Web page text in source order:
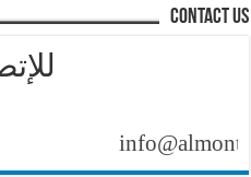
contact us